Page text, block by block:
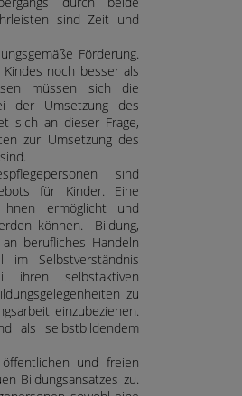
sind Zeit und
Förderung.
noch besser als
müssen sich die
der Umsetzung des
sich an dieser Frage,
zur Umsetzung des
sind
für Kinder. Eine
ermöglicht und
können. Bildung,
berufliches Handeln
im Selbstverständnis
selbstaktiven
zu
einzubeziehen.
als selbstbildendem
und freien
Bildungsansatzes zu.